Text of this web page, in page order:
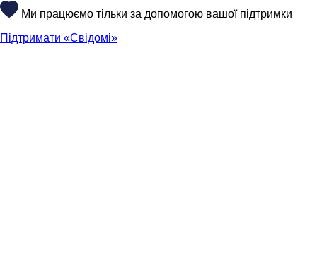
Ми працюємо тільки за допомогою вашої підтримки
Підтримати «Свідомі»